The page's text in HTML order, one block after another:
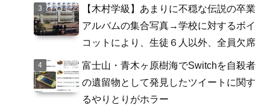
【木村学級】あまりに不穏な伝説の卒業
アルバムの集合写真→学校に対するボイ
コットにより、生徒６人以外、全員欠席
富士山・青木ヶ原樹海でSwitchを自殺者
の遺留物として発見したツイートに関す
るやりとりがホラー